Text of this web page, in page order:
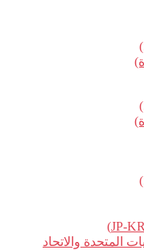
(الولايات المتحدة والاتحاد